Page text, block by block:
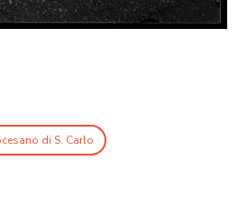
di S. Carlo